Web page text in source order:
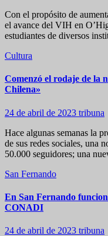
Con el propósito de
el avance del VIH en
estudiantes de diversos
Cultura
Comenzó el rodaje de la
Chilena»
24 de abril de 2023 tribuna
Hace algunas semanas la
de sus redes sociales, una
50.000 seguidores; una
San Fernando
En San Fernando
CONADI
24 de abril de 2023 tribuna